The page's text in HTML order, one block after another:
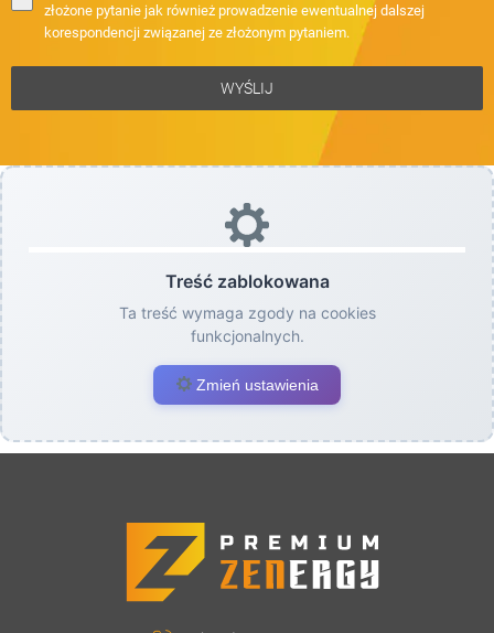
złożone pytanie jak również prowadzenie ewentualnej dalszej
korespondencji związanej ze złożonym pytaniem.
WYŚLIJ
Treść zablokowana
Ta treść wymaga zgody na cookies
funkcjonalnych.
Zmień ustawienia